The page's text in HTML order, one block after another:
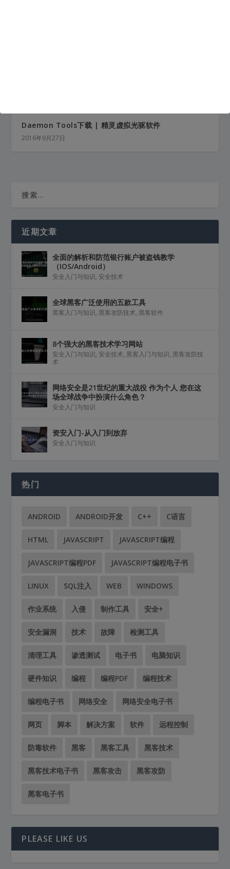
Daemon Tools下载 | 精灵虚拟光驱软件
2016年9月27日
近期文章
全面的解析和防范银行账户被盗钱教学
（IOS/Android）
安全入门与知识, 安全技术
全球黑客广泛使用的五款工具
黑客入门与知识, 黑客攻防技术, 黑客软件
8个强大的黑客技术学习网站
安全入门与知识, 安全技术, 黑客入门与知识, 黑客攻防技
术
网络安全是21世纪的重大战役 作为个人 您在这
场全球战争中扮演什么角色？
安全入门与知识
资安入门-从入门到放弃
安全入门与知识
热门
ANDROID ANDROID开发 C++ C语言
HTML JAVASCRIPT JAVASCRIPT编程
JAVASCRIPT编程PDF JAVASCRIPT编程电子书
LINUX SQL注入 WEB WINDOWS
作业系统 入侵 制作工具 安全+
安全漏洞 技术 故障 检测工具
清理工具 渗透测试 电子书 电脑知识
硬件知识 编程 编程PDF 编程技术
编程电子书 网络安全 网络安全电子书
网页 脚本 解决方案 软件 远程控制
防毒软件 黑客 黑客工具 黑客技术
黑客技术电子书 黑客攻击 黑客攻防
黑客电子书
PLEASE LIKE US